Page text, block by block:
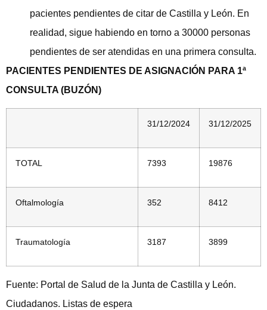
pacientes pendientes de citar de Castilla y León. En
realidad, sigue habiendo en torno a 30000 personas
pendientes de ser atendidas en una primera consulta.
PACIENTES PENDIENTES DE ASIGNACIÓN PARA 1ª
CONSULTA (BUZÓN)
31/12/2024 31/12/2025
TOTAL 7393 19876
Oftalmología 352 8412
Traumatología 3187 3899
Fuente: Portal de Salud de la Junta de Castilla y León.
Ciudadanos. Listas de espera